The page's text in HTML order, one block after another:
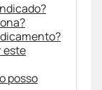
este
posso